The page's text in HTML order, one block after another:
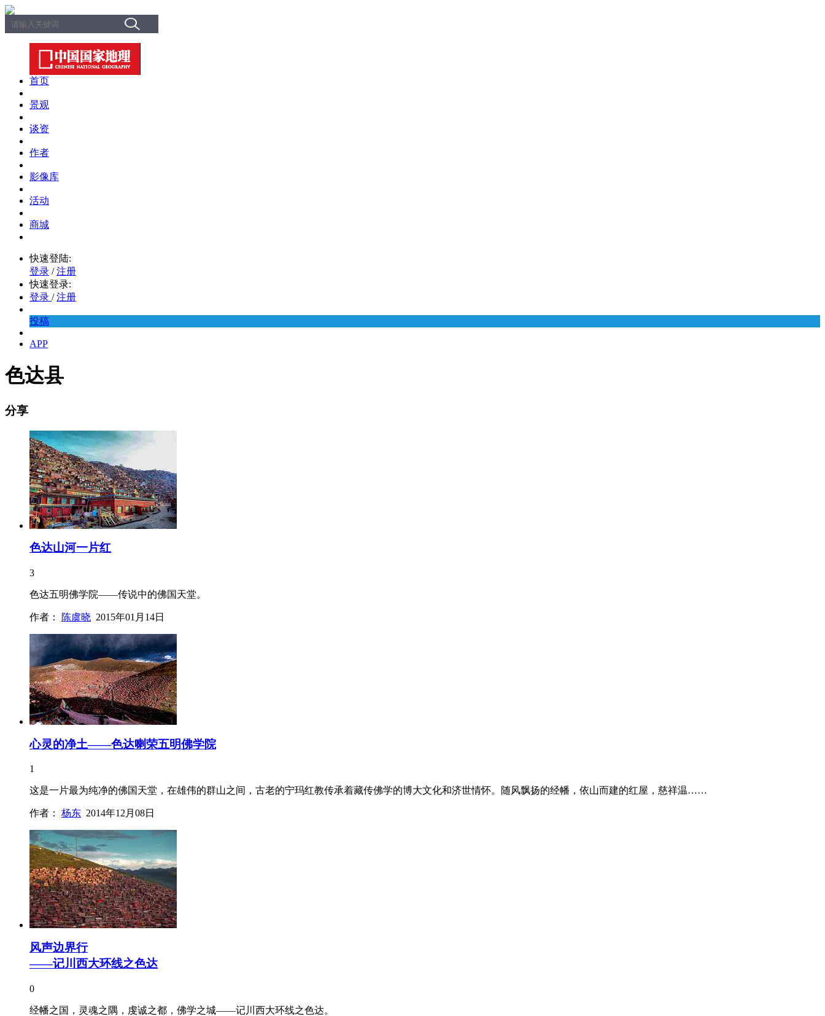
首页
景观
谈资
作者
影像库
活动
商城
快速登陆:
登录 / 注册
快速登录:
登录 / 注册
投稿
APP
色达县
分享
色达山河一片红
3
色达五明佛学院——传说中的佛国天堂。
作者： 陈虞晓 2015年01月14日
心灵的净土——色达喇荣五明佛学院
1
这是一片最为纯净的佛国天堂，在雄伟的群山之间，古老的宁玛红教传承着藏传佛学的博大文化和济世情怀。随风飘扬的经幡，依山而建的红屋，慈祥温……
作者： 杨东 2014年12月08日
风声边界行
——记川西大环线之色达
0
经幡之国，灵魂之隅，虔诚之都，佛学之城——记川西大环线之色达。